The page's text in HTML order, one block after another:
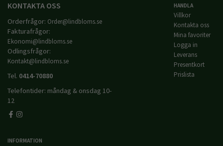
KONTAKTA OSS
Orderfrågor: Order@lindbloms.se
Fakturafrågor:
Ekonomi@lindbloms.se
Odlingsfrågor:
Kontakt@lindbloms.se
Tel. 0414-70880
Telefontider: måndag & onsdag 10-
12
HANDLA
Villkor
Kontakta oss
Mina favoriter
Logga in
Leverans
Presentkort
Prislista
INFORMATION